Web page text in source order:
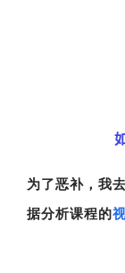
为了恶补，我
据分析课程的